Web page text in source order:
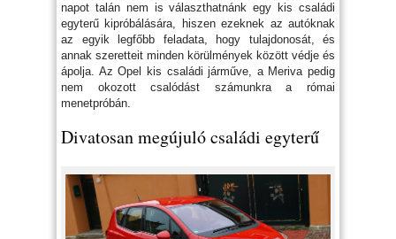
napot talán nem is választhatnánk egy kis családi
egyterű kipróbálására, hiszen ezeknek az autóknak
az egyik legfőbb feladata, hogy tulajdonosát, és
annak szeretteit minden körülmények között védje és
ápolja. Az Opel kis családi járműve, a Meriva pedig
nem okozott csalódást számunkra a római
menetpróbán.
Divatosan megújuló családi egyterű